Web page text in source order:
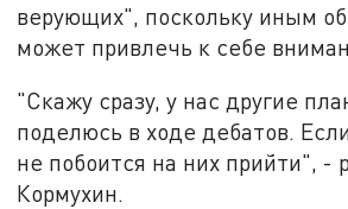
верующих", поскольку иным
может привлечь к себе
"Скажу сразу, у нас другие
поделюсь в ходе дебатов.
не побоится на них прийти", -
Кормухин.